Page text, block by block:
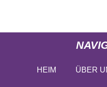
HEIM ÜBER